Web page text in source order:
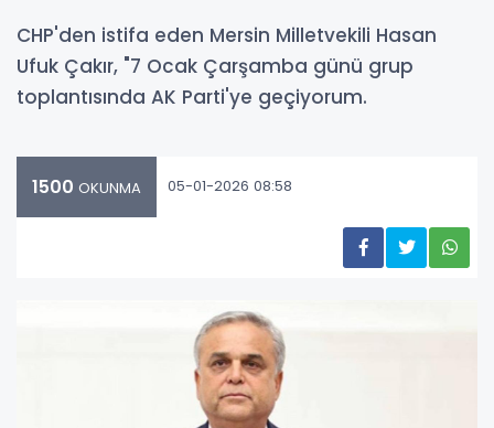
CHP'den istifa eden Mersin Milletvekili Hasan
Ufuk Çakır, "7 Ocak Çarşamba günü grup
toplantısında AK Parti'ye geçiyorum.
1500 OKUNMA 05-01-2026 08:58